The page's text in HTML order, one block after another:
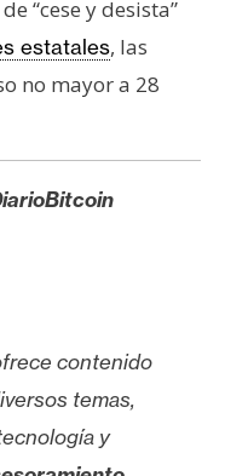
“cese y desista”
estatales, las
no mayor a 28
contenido
temas,
y